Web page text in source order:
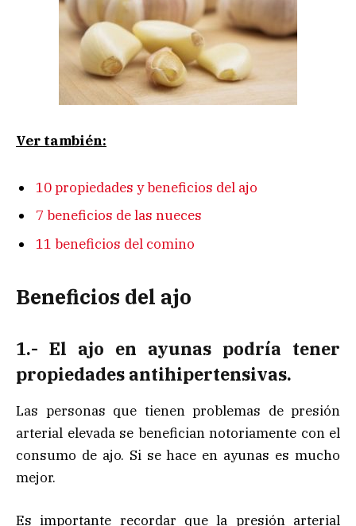
Ver también:
10 propiedades y beneficios del ajo
7 beneficios de las nueces
11 beneficios del comino
Beneficios del ajo
1.- El ajo en ayunas podría tener
propiedades antihipertensivas.
Las personas que tienen problemas de presión
arterial elevada se benefician notoriamente con el
consumo de ajo. Si se hace en ayunas es mucho
mejor.
Es importante recordar que la presión arterial